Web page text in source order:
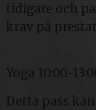
tidigare och
krav på
Yoga 10:00-
Detta pass